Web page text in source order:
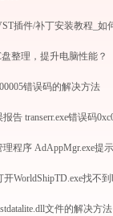
插件/补丁安装教程_如
整理，提升电脑性能？
错误码的解决方法
告 transerr.exe错误码
文件的解决方法